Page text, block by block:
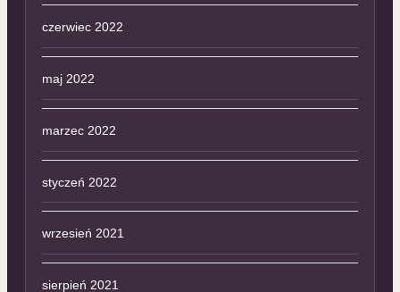
czerwiec 2022
maj 2022
marzec 2022
styczeń 2022
wrzesień 2021
sierpień 2021